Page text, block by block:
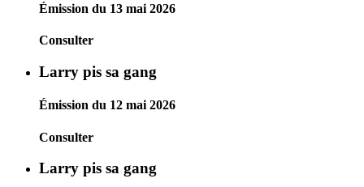
Émission du 13 mai 2026
Consulter
Larry pis sa gang
Émission du 12 mai 2026
Consulter
Larry pis sa gang